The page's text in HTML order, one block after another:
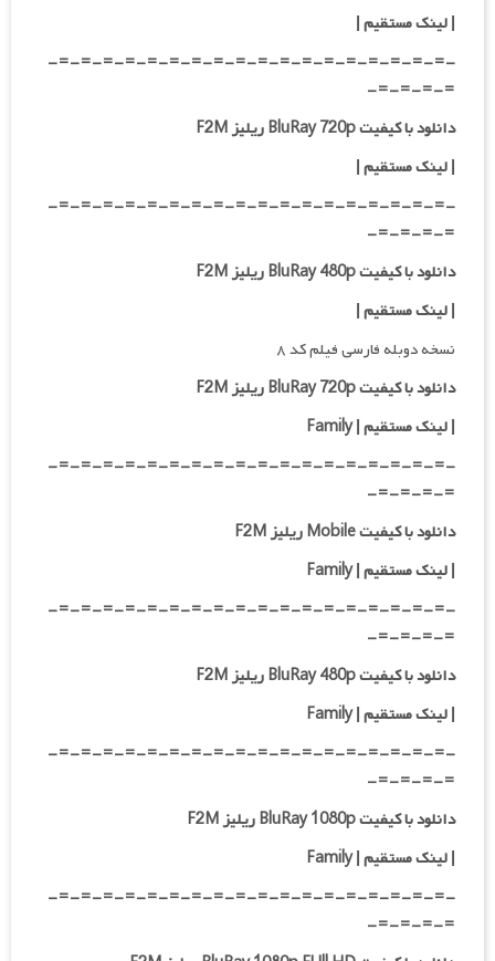
|لینک مستقیم|
-=-=-=-=-=-=-=-=-=-=-=-=-=-=-=-=-=-=-
=-=-=-=-
دانلود با کیفیت BluRay 720p ریلیز F2M
| لینک مستقیم|
-=-=-=-=-=-=-=-=-=-=-=-=-=-=-=-=-=-=-
=-=-=-=-
دانلود با کیفیت BluRay 480p ریلیز F2M
| لینک مستقیم|
نسخه دوبله فارسی فیلم کد ۸
دانلود با کیفیت BluRay 720p ریلیز F2M
| لینک مستقیم | Family
-=-=-=-=-=-=-=-=-=-=-=-=-=-=-=-=-=-=-
=-=-=-=-
دانلود با کیفیت Mobile ریلیز F2M
| لینک مستقیم | Family
-=-=-=-=-=-=-=-=-=-=-=-=-=-=-=-=-=-=-
=-=-=-=-
دانلود با کیفیت BluRay 480p ریلیز F2M
| لینک مستقیم | Family
-=-=-=-=-=-=-=-=-=-=-=-=-=-=-=-=-=-=-
=-=-=-=-
دانلود با کیفیت BluRay 1080p ریلیز F2M
|لینک مستقیم | Family
-=-=-=-=-=-=-=-=-=-=-=-=-=-=-=-=-=-=-
=-=-=-=-